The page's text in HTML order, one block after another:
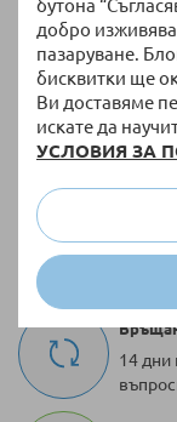
бутона
добро
пазаруване.
бисквитки ще
Ви доставяме
искате да
УСЛОВИЯ ЗА
Покажи по
14 дни